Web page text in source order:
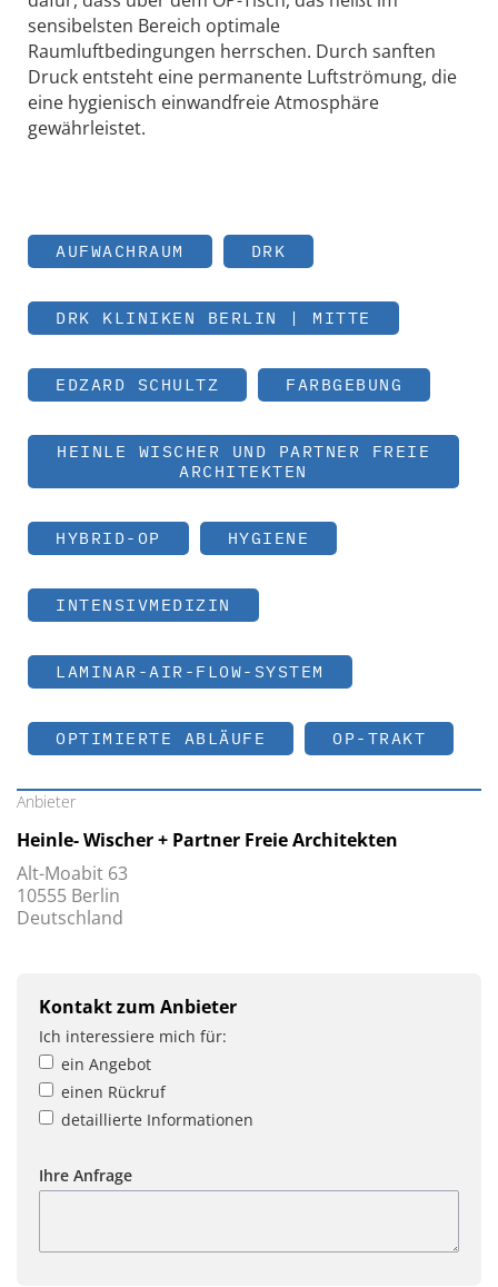
sensibelsten Bereich optimale
Raumluftbedingungen herrschen. Durch sanften
Druck entsteht eine permanente Luftströmung, die
eine hygienisch einwandfreie Atmosphäre
gewährleistet.
AUFWACHRAUM DRK
DRK KLINIKEN BERLIN | MITTE
EDZARD SCHULTZ FARBGEBUNG
HEINLE WISCHER UND PARTNER FREIE
ARCHITEKTEN
HYBRID-OP HYGIENE
INTENSIVMEDIZIN
LAMINAR-AIR-FLOW-SYSTEM
OPTIMIERTE ABLÄUFE OP-TRAKT
Anbieter
Heinle- Wischer + Partner Freie Architekten
Alt-Moabit 63
10555 Berlin
Deutschland
Kontakt zum Anbieter
Ich interessiere mich für:
ein Angebot
einen Rückruf
detaillierte Informationen
Ihre Anfrage